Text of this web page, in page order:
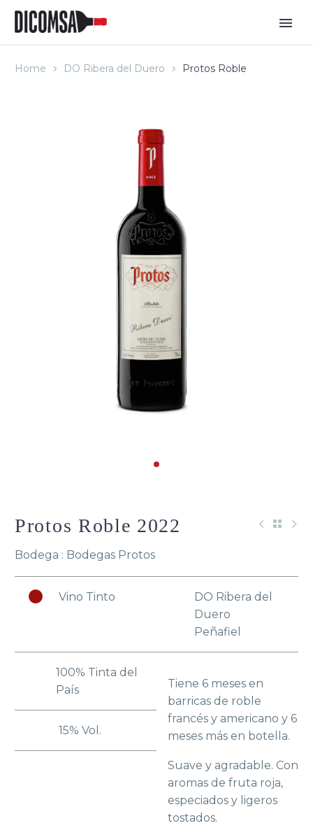
Home DO Ribera del Duero Protos Roble
Protos Roble 2022
Bodega : Bodegas Protos
Vino Tinto
DO Ribera del
Duero
Peñafiel
100% Tinta del
País
15% Vol.
Tiene 6 meses en
barricas de roble
francés y americano y 6
meses más en botella.
Suave y agradable. Con
aromas de fruta roja,
especiados y ligeros
tostados.